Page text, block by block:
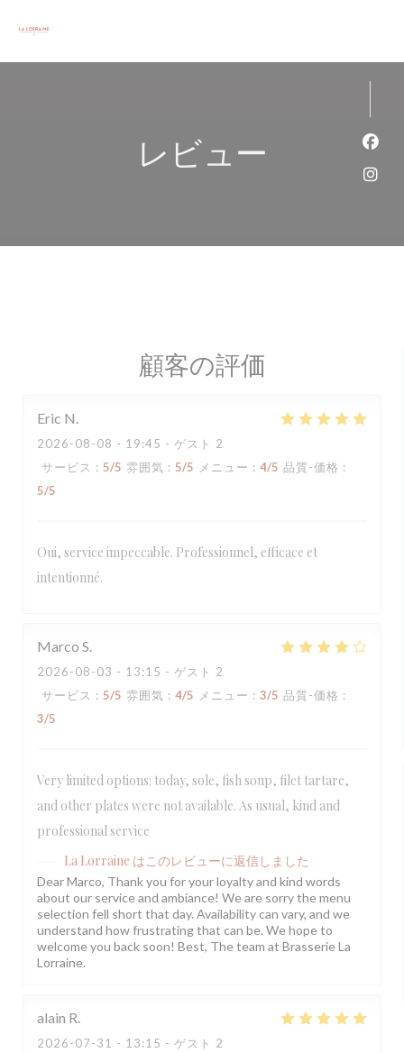
レビュー
顧客の評価
Eric N
2026-08-08 - 19:45 - ゲスト 2
サービス : 5/5 雰囲気 : 5/5 メニュー : 4/5 品質-価格 :
5/5
Oui, service impeccable. Professionnel, efficace et
intentionné.
Marco S
2026-08-03 - 13:15 - ゲスト 2
サービス : 5/5 雰囲気 : 4/5 メニュー : 3/5 品質-価格 :
3/5
Very limited options: today, sole, fish soup, filet tartare,
and other plates were not available. As usual, kind and
professional service
La Lorraine はこのレビューに返信しました
Dear Marco, Thank you for your loyalty and kind words
about our service and ambiance! We are sorry the menu
selection fell short that day. Availability can vary, and we
understand how frustrating that can be. We hope to
welcome you back soon! Best, The team at Brasserie La
Lorraine.
alain R
2026-07-31 - 13:15 - ゲスト 2